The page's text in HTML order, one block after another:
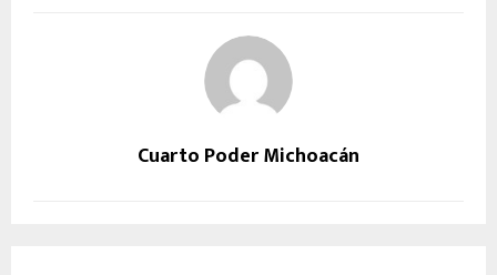
Cuarto Poder Michoacán